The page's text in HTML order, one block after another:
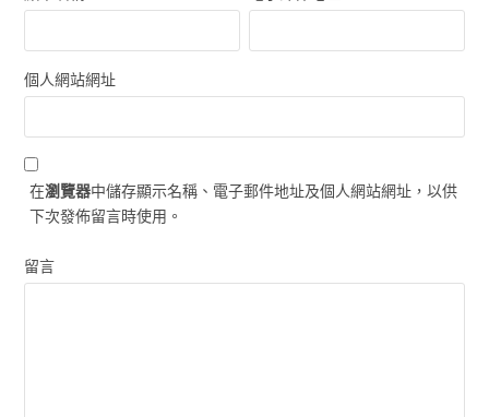
個人網站網址
在瀏覽器中儲存顯示名稱、電子郵件地址及個人網站網址，以供
下次發佈留言時使用。
留言